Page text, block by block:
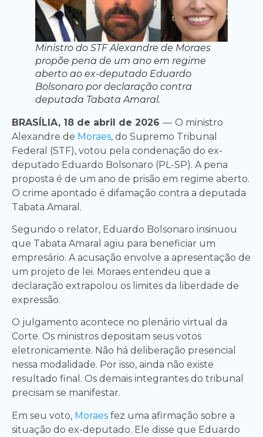
Ministro do STF Alexandre de Moraes
propõe pena de um ano em regime
aberto ao ex-deputado Eduardo
Bolsonaro por declaração contra
deputada Tabata Amaral.
BRASÍLIA, 18 de abril de 2026 — O ministro
Alexandre de Moraes, do Supremo Tribunal
Federal (STF), votou pela condenação do ex-
deputado Eduardo Bolsonaro (PL-SP). A pena
proposta é de um ano de prisão em regime aberto.
O crime apontado é difamação contra a deputada
Tabata Amaral.
Segundo o relator, Eduardo Bolsonaro insinuou
que Tabata Amaral agiu para beneficiar um
empresário. A acusação envolve a apresentação de
um projeto de lei. Moraes entendeu que a
declaração extrapolou os limites da liberdade de
expressão.
O julgamento acontece no plenário virtual da
Corte. Os ministros depositam seus votos
eletronicamente. Não há deliberação presencial
nessa modalidade. Por isso, ainda não existe
resultado final. Os demais integrantes do tribunal
precisam se manifestar.
Em seu voto, Moraes fez uma afirmação sobre a
situação do ex-deputado. Ele disse que Eduardo